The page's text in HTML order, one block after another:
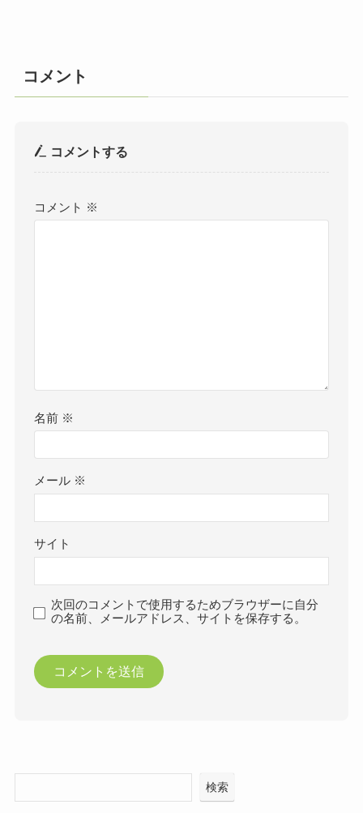
コメント
コメントする
コメント ※
名前 ※
メール ※
サイト
次回のコメントで使用するためブラウザーに自分
の名前、メールアドレス、サイトを保存する。
検索